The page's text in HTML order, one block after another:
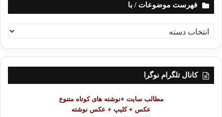
فهرست موضوعات / با
ه
ر
کانال تلگرام نوگرا
مطالب سایت +نوشته های کوتاه متنوع
عکس + کلیپ + عکس نوشته